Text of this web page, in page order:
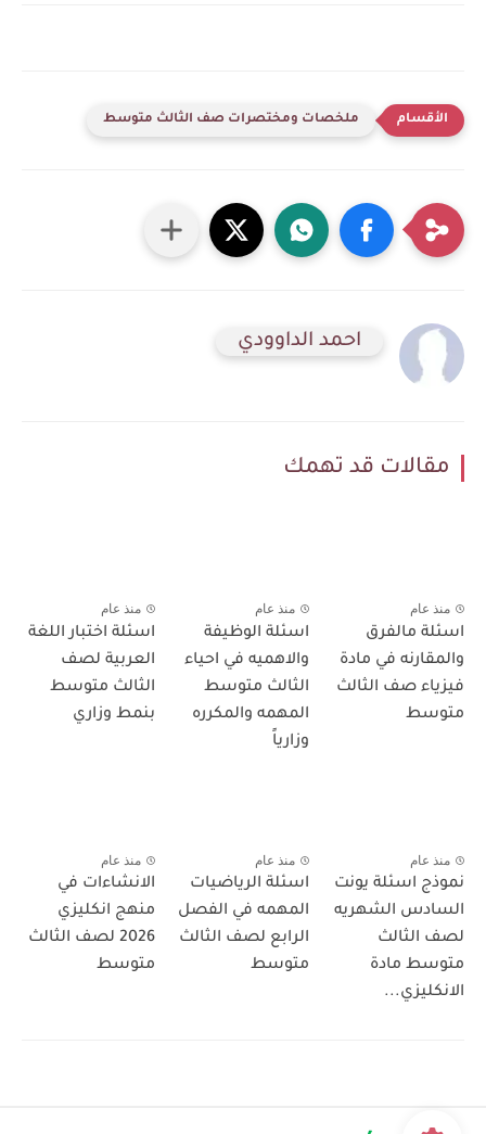
ملخصات ومختصرات صف الثالث متوسط
احمد الداوودي
مقالات قد تهمك
منذ عام
اسئلة مالفرق
والمقارنه في مادة
فيزياء صف الثالث
متوسط
منذ عام
اسئلة الوظيفة
والاهميه في احياء
الثالث متوسط
المهمه والمكرره
وزارياً
منذ عام
اسئلة اختبار اللغة
العربية لصف
الثالث متوسط
بنمط وزاري
منذ عام
نموذج اسئلة يونت
السادس الشهريه
لصف الثالث
متوسط مادة
الانكليزي...
منذ عام
اسئلة الرياضيات
المهمه في الفصل
الرابع لصف الثالث
متوسط
منذ عام
الانشاءات في
منهج انكليزي
2026 لصف الثالث
متوسط